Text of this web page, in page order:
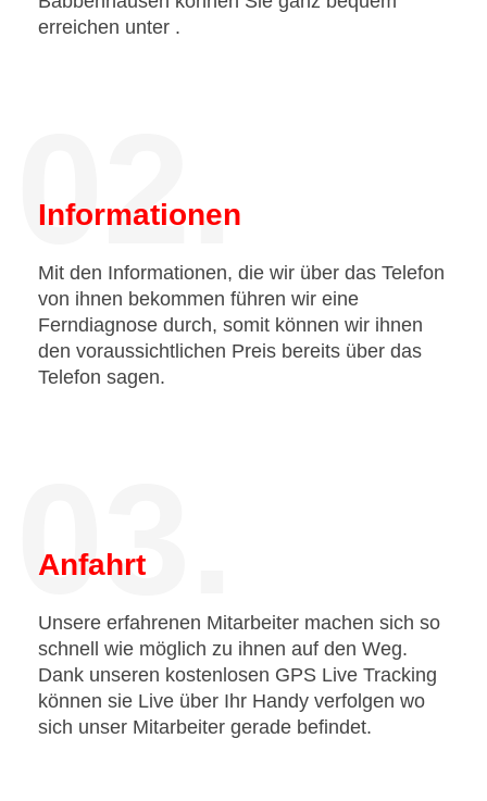
erreichen unter .
02.
Informationen
Mit den Informationen, die wir über das Telefon
von ihnen bekommen führen wir eine
Ferndiagnose durch, somit können wir ihnen
den voraussichtlichen Preis bereits über das
Telefon sagen.
03.
Anfahrt
Unsere erfahrenen Mitarbeiter machen sich so
schnell wie möglich zu ihnen auf den Weg.
Dank unseren kostenlosen GPS Live Tracking
können sie Live über Ihr Handy verfolgen wo
sich unser Mitarbeiter gerade befindet.